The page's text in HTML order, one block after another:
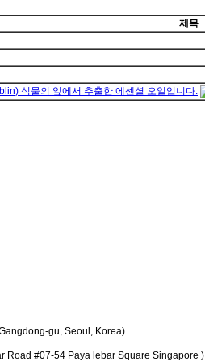
제목
식물의 잎에서 추출한 에센셜 오일입니다.
gu, Seoul, Korea)
Road #07-54 Paya lebar Square Singapore )